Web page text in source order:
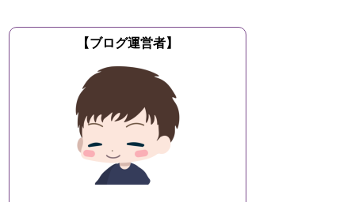
【ブログ運営者】